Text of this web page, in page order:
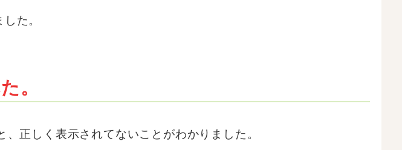
た。
。
正しく表示されてないことがわかりました。